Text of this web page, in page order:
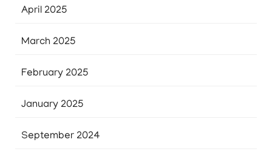
April 2025
March 2025
February 2025
January 2025
September 2024